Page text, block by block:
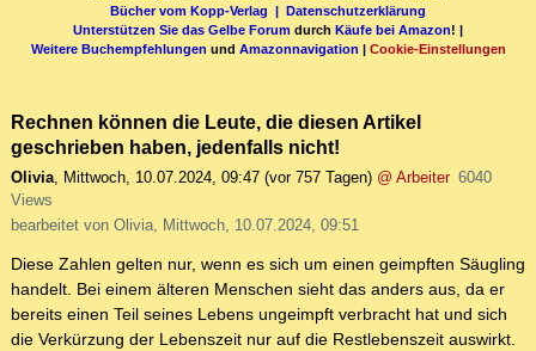
Bücher vom Kopp-Verlag | Datenschutzerklärung
Unterstützen Sie das Gelbe Forum durch Käufe bei Amazon! |
Weitere Buchempfehlungen und Amazonnavigation | Cookie-Einstellungen
Rechnen können die Leute, die diesen Artikel
geschrieben haben, jedenfalls nicht!
Olivia, Mittwoch, 10.07.2024, 09:47 (vor 757 Tagen) @ Arbeiter 6040
Views
bearbeitet von Olivia, Mittwoch, 10.07.2024, 09:51
Diese Zahlen gelten nur, wenn es sich um einen geimpften Säugling
handelt. Bei einem älteren Menschen sieht das anders aus, da er
bereits einen Teil seines Lebens ungeimpft verbracht hat und sich
die Verkürzung der Lebenszeit nur auf die Restlebenszeit auswirkt.